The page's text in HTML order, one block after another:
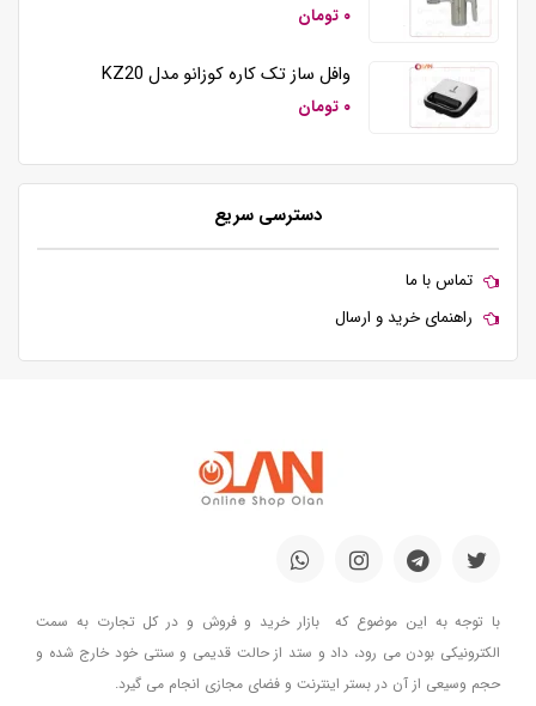
۰ تومان
وافل ساز تک کاره کوزانو مدل KZ20
۰ تومان
دسترسی سریع
تماس با ما
راهنمای خرید و ارسال
با توجه به این موضوع که بازار خرید و فروش و در کل تجارت به سمت
الکترونیکی بودن می رود، داد و ستد از حالت قدیمی و سنتی خود خارج شده و
حجم وسیعی از آن در بستر اینترنت و فضای مجازی انجام می گیرد.